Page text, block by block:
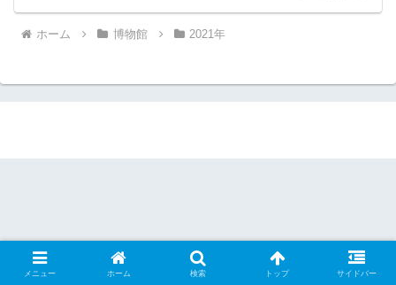
ホーム 博物館 2021年
メニュー ホーム 検索 トップ サイドバー